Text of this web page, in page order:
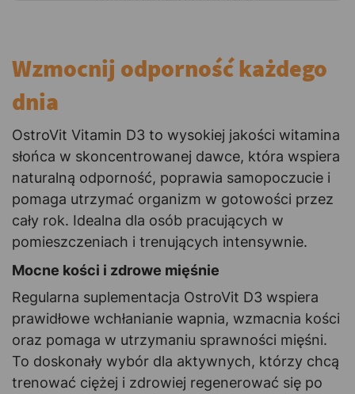
Wzmocnij odporność każdego
dnia
OstroVit Vitamin D3 to wysokiej jakości witamina
słońca w skoncentrowanej dawce, która wspiera
naturalną odporność, poprawia samopoczucie i
pomaga utrzymać organizm w gotowości przez
cały rok. Idealna dla osób pracujących w
pomieszczeniach i trenujących intensywnie.
Mocne kości i zdrowe mięśnie
Regularna suplementacja OstroVit D3 wspiera
prawidłowe wchłanianie wapnia, wzmacnia kości
oraz pomaga w utrzymaniu sprawności mięśni.
To doskonały wybór dla aktywnych, którzy chcą
trenować ciężej i zdrowiej regenerować się po